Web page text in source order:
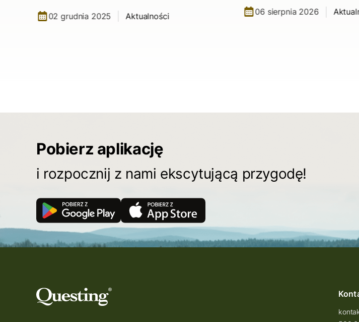
02 grudnia 2025 Aktualności 06 sierpnia 2026
Pobierz aplikację
i rozpocznij z nami ekscytującą przygodę!